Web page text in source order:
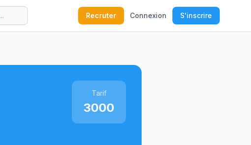
Recruter Connexion S'inscrire
Tarif
3000